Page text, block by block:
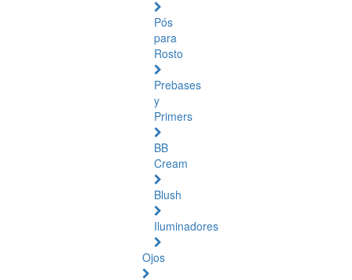
Pós
para
Rosto
Prebases
y
Primers
BB
Cream
Blush
Iluminadores
Ojos